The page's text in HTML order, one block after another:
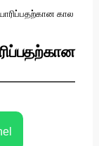
கால